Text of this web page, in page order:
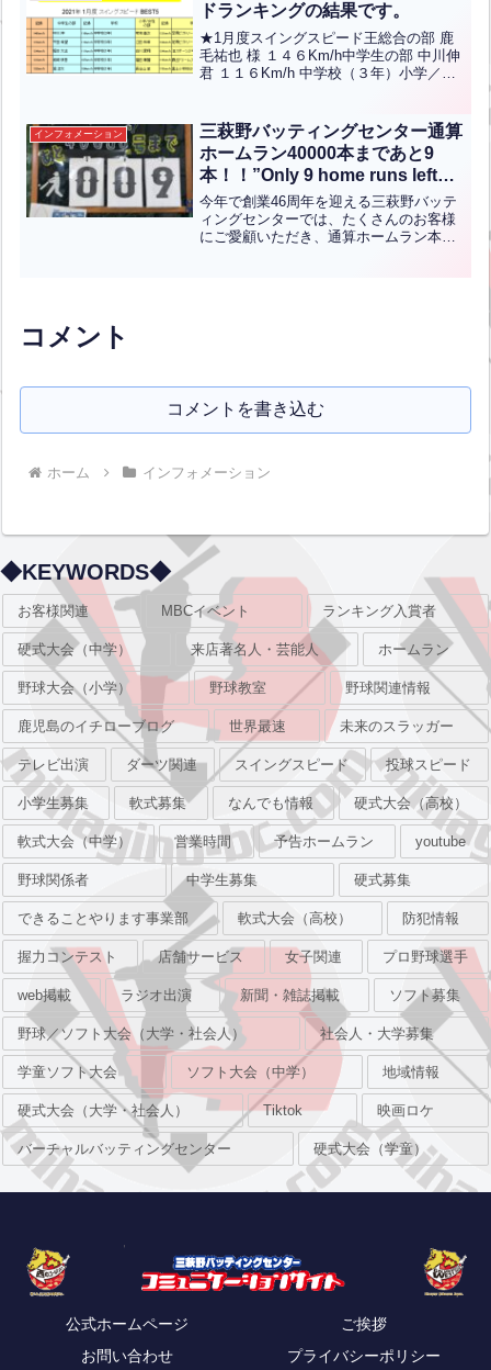
ドランキングの結果です。
★1月度スイングスピード王総合の部 鹿
毛祐也 様 １４６Km/h中学生の部 中川伸
君 １１６Km/h 中学校（３年）小学／女
おめでとうございます！
インフォメーション
三萩野バッティングセンター通算
ホームラン40000本まであと9
本！！”Only 9 home runs left
until the 40,000th home run at
Mihagino Batting
Center!”【ENG CHT KOR
今年で創業46周年を迎える三萩野バッテ
ィングセンターでは、たくさんのお客様
にご愛顧いただき、通算ホームラン本数
コメント
コメントを書き込む
ホーム インフォメーション
◆KEYWORDS◆
お客様関連 MBCイベント ランキング入賞者
硬式大会（中学） 来店著名人・芸能人 ホームラン
野球大会（小学） 野球教室 野球関連情報
鹿児島のイチローブログ 世界最速 未来のスラッガー
テレビ出演 ダーツ関連 スイングスピード 投球スピード
小学生募集 軟式募集 なんでも情報 硬式大会（高校）
軟式大会（中学） 営業時間 予告ホームラン youtube
野球関係者 中学生募集 硬式募集
できることやります事業部 軟式大会（高校） 防犯情報
握力コンテスト 店舗サービス 女子関連 プロ野球選手
web掲載 ラジオ出演 新聞・雑誌掲載 ソフト募集
野球／ソフト大会（大学・社会人） 社会人・大学募集
学童ソフト大会 ソフト大会（中学） 地域情報
硬式大会（大学・社会人） Tiktok 映画ロケ
バーチャルバッティングセンター 硬式大会（学童）
公式ホームページ
ご挨拶
お問い合わせ
プライバシーポリシー